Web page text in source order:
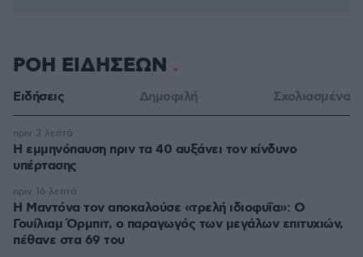
ΡΟΗ ΕΙΔΗΣΕΩΝ
Ειδήσεις Δημοφιλή Σχολιασμένα
Η εμμηνόπαυση πριν τα 40 αυξάνει τον κίνδυνο
υπέρτασης
πριν 3 λεπτά
Η Μαντόνα τον αποκαλούσε «τρελή ιδιοφυΐα»: Ο
Γουίλιαμ Όρμπιτ, ο παραγωγός των μεγάλων επιτυχιών,
πέθανε στα 69 του
πριν 16 λεπτά